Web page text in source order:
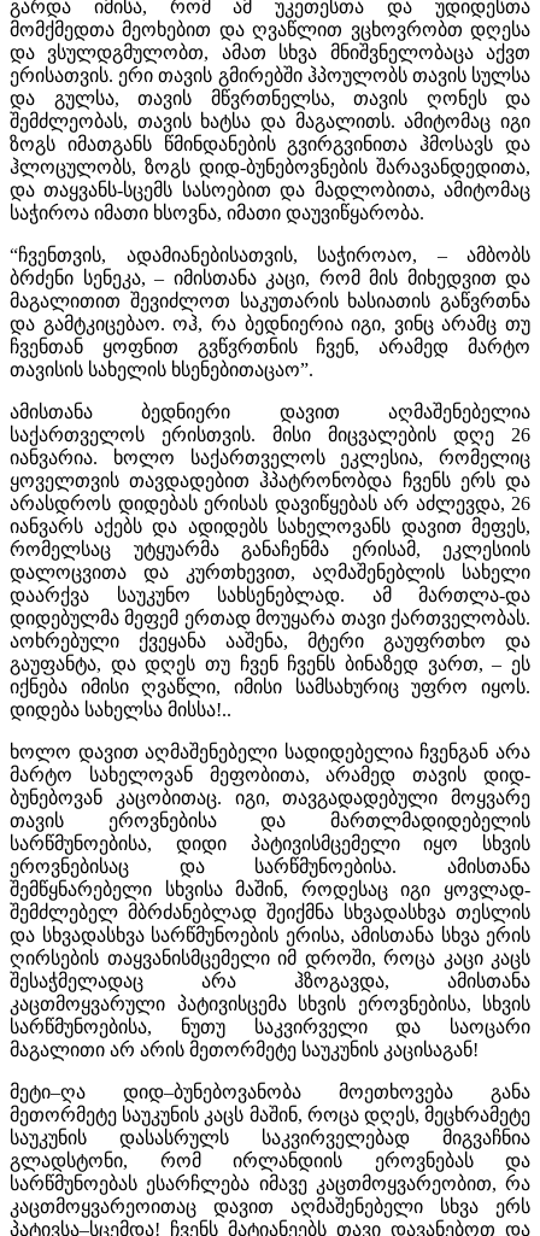
გარდა იმისა, რომ ამ უკეთესთა და უდიდესთა
მომქმედთა მეოხებით და ღვაწლით ვცხოვრობთ დღესა
და ვსულდგმულობთ, ამათ სხვა მნიშვნელობაცა აქვთ
ერისათვის. ერი თავის გმირებში ჰპოულობს თავის სულსა
და გულსა, თავის მწვრთნელსა, თავის ღონეს და
შემძლეობას, თავის ხატსა და მაგალითს. ამიტომაც იგი
ზოგს იმათგანს წმინდანების გვირგვინითა ჰმოსავს და
ჰლოცულობს, ზოგს დიდ-ბუნებოვნების შარავანდედითა,
და თაყვანს-სცემს სასოებით და მადლობითა, ამიტომაც
საჭიროა იმათი ხსოვნა, იმათი დაუვიწყარობა.
“ჩვენთვის, ადამიანებისათვის, საჭიროაო, – ამბობს
ბრძენი სენეკა, – იმისთანა კაცი, რომ მის მიხედვით და
მაგალითით შევიძლოთ საკუთარის ხასიათის გაწვრთნა
და გამტკიცებაო. ოჰ, რა ბედნიერია იგი, ვინც არამც თუ
ჩვენთან ყოფნით გვწვრთნის ჩვენ, არამედ მარტო
თავისის სახელის ხსენებითაცაო”.
ამისთანა ბედნიერი დავით აღმაშენებელია
საქართველოს ერისთვის. მისი მიცვალების დღე 26
იანვარია. ხოლო საქართველოს ეკლესია, რომელიც
ყოველთვის თავდადებით ჰპატრონობდა ჩვენს ერს და
არასდროს დიდებას ერისას დავიწყებას არ აძლევდა, 26
იანვარს აქებს და ადიდებს სახელოვანს დავით მეფეს,
რომელსაც უტყუარმა განაჩენმა ერისამ, ეკლესიის
დალოცვითა და კურთხევით, აღმაშენებლის სახელი
დაარქვა საუკუნო სახსენებლად. ამ მართლა-და
დიდებულმა მეფემ ერთად მოუყარა თავი ქართველობას.
აოხრებული ქვეყანა ააშენა, მტერი გაუფრთხო და
გაუფანტა, და დღეს თუ ჩვენ ჩვენს ბინაზედ ვართ, – ეს
იქნება იმისი ღვაწლი, იმისი სამსახურიც უფრო იყოს.
დიდება სახელსა მისსა!..
ხოლო დავით აღმაშენებელი სადიდებელია ჩვენგან არა
მარტო სახელოვან მეფობითა, არამედ თავის დიდ-
ბუნებოვან კაცობითაც. იგი, თავგადადებული მოყვარე
თავის ეროვნებისა და მართლმადიდებელის
სარწმუნოებისა, დიდი პატივისმცემელი იყო სხვის
ეროვნებისაც და სარწმუნოებისა. ამისთანა
შემწყნარებელი სხვისა მაშინ, როდესაც იგი ყოვლად-
შემძლებელ მბრძანებლად შეიქმნა სხვადასხვა თესლის
და სხვადასხვა სარწმუნოების ერისა, ამისთანა სხვა ერის
ღირსების თაყვანისმცემელი იმ დროში, როცა კაცი კაცს
შესაჭმელადაც არა ჰზოგავდა, ამისთანა
კაცთმოყვარული პატივისცემა სხვის ეროვნებისა, სხვის
სარწმუნოებისა, ნუთუ საკვირველი და საოცარი
მაგალითი არ არის მეთორმეტე საუკუნის კაცისაგან!
მეტი–ღა დიდ–ბუნებოვანობა მოეთხოვება განა
მეთორმეტე საუკუნის კაცს მაშინ, როცა დღეს, მეცხრამეტე
საუკუნის დასასრულს საკვირველებად მიგვაჩნია
გლადსტონი, რომ ირლანდიის ეროვნებას და
სარწმუნოებას ესარჩლება იმავე კაცთმოყვარეობით, რა
კაცთმოყვარეოითაც დავით აღმაშენებელი სხვა ერს
პატივსა–სცემდა! ჩვენს მატიანეებს თავი დავანებოთ და